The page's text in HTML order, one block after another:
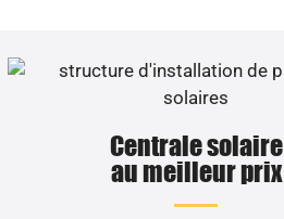
Centrale solaire
au meilleur prix